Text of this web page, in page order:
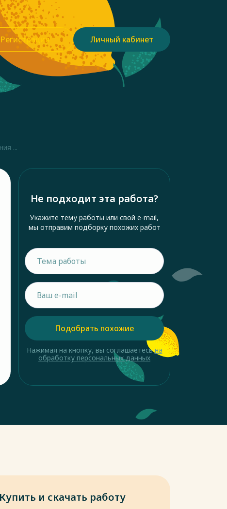
Регистрация Личный кабинет
...
Не подходит эта работа?
Укажите тему работы или свой e-mail,
мы отправим подборку похожих работ
Подобрать похожие
Нажимая на кнопку, вы соглашаетесьна
обработку персональных данных
Купить и скачать работу